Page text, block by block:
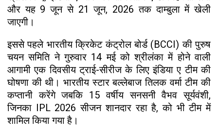
और यह 9 जून से 21 जून, 2026 तक दाम्बुला में खेली
जाएगी।
इससे पहले भारतीय क्रिकेट कंट्रोल बोर्ड (BCCI) की पुरुष
चयन समिति ने गुरुवार 14 मई को श्रीलंका में होने वाली
आगामी एक दिवसीय ट्राई-सीरीज के लिए इंडिया ए टीम की
घोषणा की थी। भारतीय स्टार बल्लेबाज तिलक वर्मा टीम की
कप्तानी करेंगे जबकि 15 वर्षीय सनसनी वैभव सूर्यवंशी,
जिनका IPL 2026 सीजन शानदार रहा है, को भी टीम में
शामिल किया गया है।